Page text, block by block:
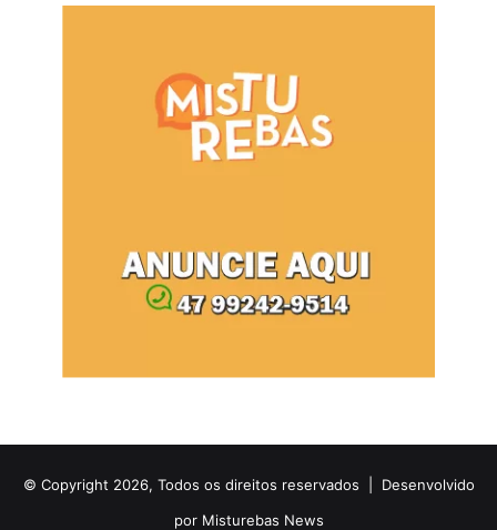
© Copyright 2026, Todos os direitos reservados | Desenvolvido
por Misturebas News